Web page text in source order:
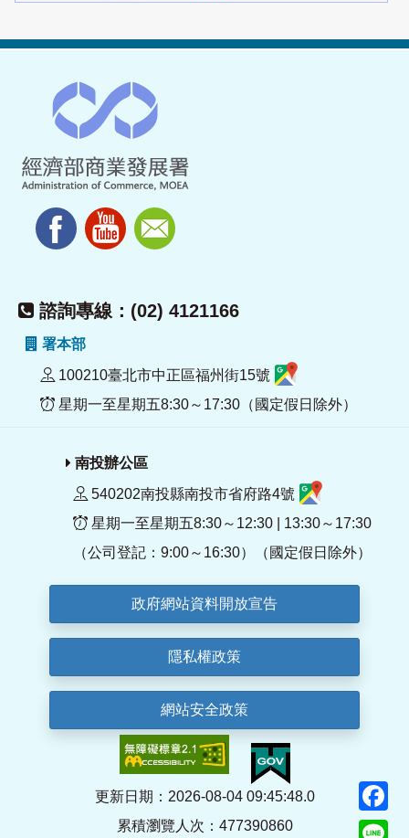
諮詢專線：(02) 4121166
署本部
100210臺北市中正區福州街15號
星期一至星期五8:30～17:30（國定假日除外）
南投辦公區
540202南投縣南投市省府路4號
星期一至星期五8:30～12:30 | 13:30～17:30
（公司登記：9:00～16:30）（國定假日除外）
政府網站資料開放宣告
隱私權政策
網站安全政策
更新日期：2026-08-04 09:45:48.0
累積瀏覽人次：477390860